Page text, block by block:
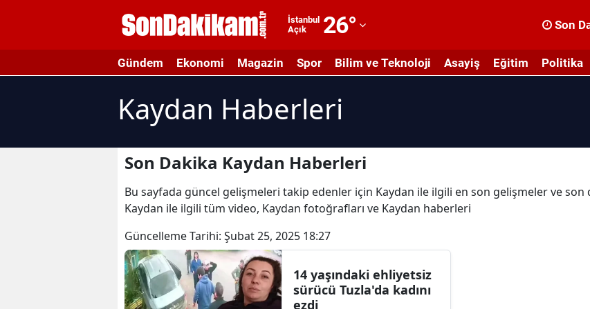
İstanbul
Açık
26°
Adıyaman
Afyonkarahisar
Amasya
Antalya
Artvin
Aydın
Balıkesir
Son
Gündem Ekonomi Magazin Spor Bilim ve Teknoloji Asayiş Eğitim Politika
Kaydan Haberleri
Son Dakika Kaydan Haberleri
Bu sayfada güncel gelişmeleri takip edenler için Kaydan ile ilgili en son gelişmeler ve
Kaydan ile ilgili tüm video, Kaydan fotoğrafları ve Kaydan haberleri
Güncelleme Tarihi: Şubat 25, 2025 18:27
14 yaşındaki ehliyetsiz
sürücü Tuzla'da kadını
ezdi